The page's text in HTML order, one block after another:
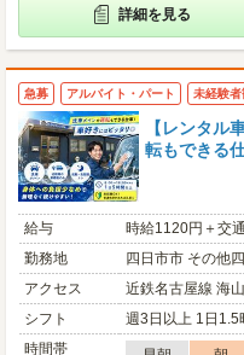
詳細を見る
急募 アルバイト・パート 未経験者
【レンタル
転もできる
給与
時給1120円＋交
勤務地
四日市市 その他
アクセス
近鉄名古屋線 海
シフト
週3日以上 1日1.5
時間帯